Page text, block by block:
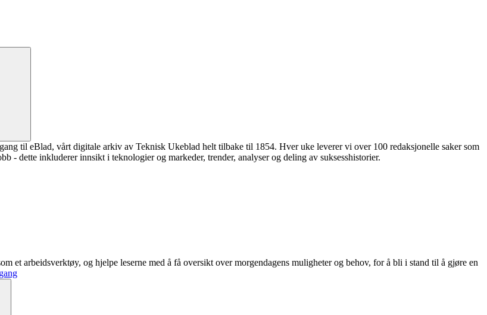
til eBlad, vårt digitale arkiv av Teknisk Ukeblad helt tilbake til 1854. Hver uke leverer vi over 100 redaksjonelle saker som
- dette inkluderer innsikt i teknologier og markeder, trender, analyser og deling av suksesshistorier.
et arbeidsverktøy, og hjelpe leserne med å få oversikt over morgendagens muligheter og behov, for å bli i stand til å gjøre en